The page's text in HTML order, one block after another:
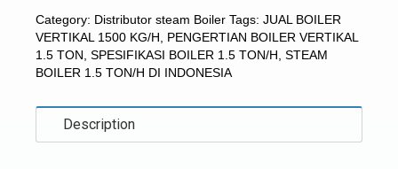
Category: Distributor steam Boiler Tags: JUAL BOILER
VERTIKAL 1500 KG/H
PENGERTIAN BOILER VERTIKAL
1.5 TON SPESIFIKASI BOILER 1.5 TON/H STEAM
BOILER 1.5 TON/H DI INDONESIA
Description